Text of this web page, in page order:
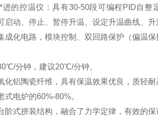
*进的控温仪：具有30-50段可编程PID自整
启动、停止、暂停升温、设定升温曲线、
成化电路，模块控制、双回路保护（偏温
分钟，建议20℃/分钟。
化铝陶瓷纤维，具有保温效果优良，质轻
电炉的60%-80%。
阶式拼装结构，融合了力学定律，有效的